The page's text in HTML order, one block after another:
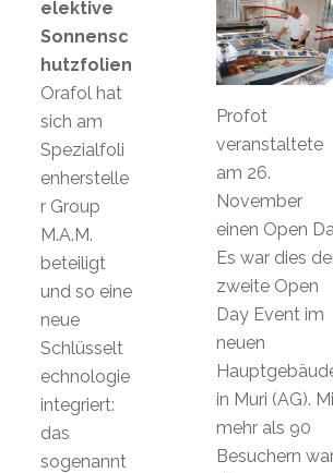
Profot
veranstaltete
am 26.
November
einen Open
Es war dies
zweite Open
Day Event im
neuen
in Muri (AG).
mehr als 90
Besuchern
elektive
Sonnensc
hutzfolien
Orafol hat
sich am
Spezialfoli
enherstelle
r Group
M.A.M.
beteiligt
und so eine
neue
Schlüsselt
echnologie
integriert:
das
sogenannt